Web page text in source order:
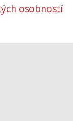
osobností